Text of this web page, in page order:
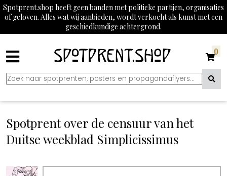
Spotprent.shop heeft geen banden met politieke partijen, organisaties
of geloven. Alles wat wij aanbieden, wordt verkocht als kunst met een
geschiedkundige achtergrond.
0
Spotprent over de censuur van het
Duitse weekblad Simplicissimus